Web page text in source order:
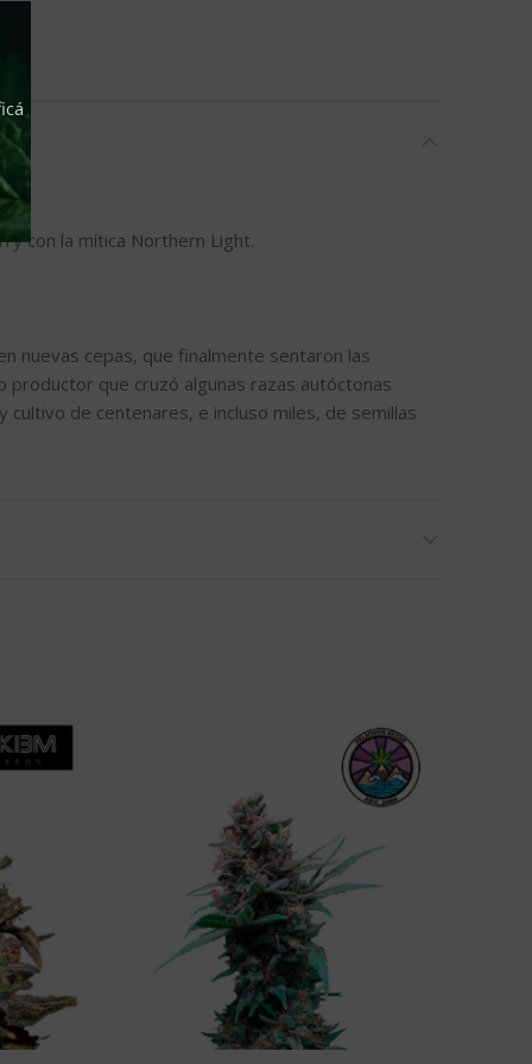
con la mítica Northern Light.
nuevas cepas, que finalmente sentaron las
que cruzó algunas razas autóctonas
de centenares, e incluso miles, de semillas
en el rendimiento. También
el rendimiento. Normalmente producirá375-425
necesita el calor del Mediterráneo o de
un poco más, hasta las10 semanas, perderá
tus plantas antes de manicurar los buds,
está bebiendo un zumo de frutas. El intenso